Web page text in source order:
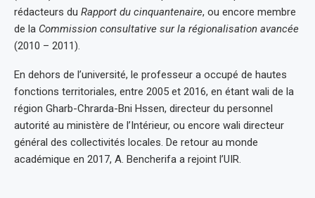
rédacteurs du Rapport du cinquantenaire, ou encore membre
de la Commission consultative sur la régionalisation avancée
(2010 – 2011).
En dehors de l’université, le professeur a occupé de hautes
fonctions territoriales, entre 2005 et 2016, en étant wali de la
région Gharb-Chrarda-Bni Hssen, directeur du personnel
autorité au ministère de l’Intérieur, ou encore wali directeur
général des collectivités locales. De retour au monde
académique en 2017, A. Bencherifa a rejoint l’UIR.